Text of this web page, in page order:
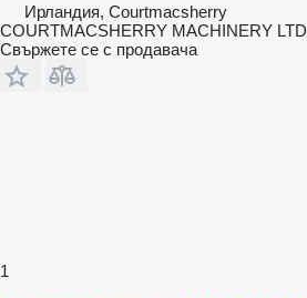
Ирландия, Courtmacsherry
COURTMACSHERRY MACHINERY LTD
Свържете се с продавача
1